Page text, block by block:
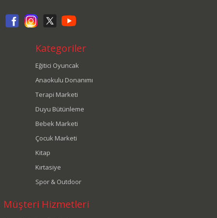
Kategoriler
Eğitici Oyuncak
Anaokulu Donanımı
Terapi Marketi
Duyu Bütünleme
Bebek Marketi
Çocuk Marketi
Kitap
Kırtasiye
Spor & Outdoor
Müşteri Hizmetleri